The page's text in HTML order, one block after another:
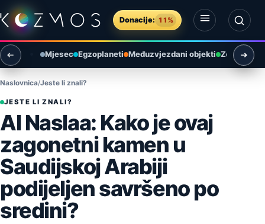
Preskoči na sadržaj
Donacije: 11%
Otvori izbornik
Otvori pretragu
Mjesec Egzoplaneti Međuzvjezdani objekti Zemlja i
Naslovnica Jeste li znali?
JESTE LI ZNALI?
Al Naslaa: Kako je ovaj
zagonetni kamen u
Saudijskoj Arabiji
podijeljen savršeno po
sredini?